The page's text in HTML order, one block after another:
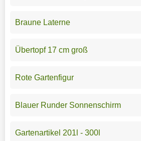
Braune Laterne
Übertopf 17 cm groß
Rote Gartenfigur
Blauer Runder Sonnenschirm
Gartenartikel 201l - 300l